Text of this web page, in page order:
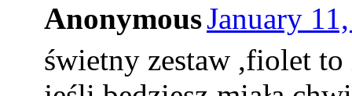
AnonymousJanuary
świetny zestaw ,fiolet